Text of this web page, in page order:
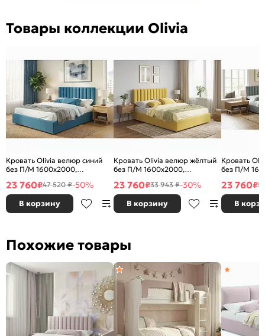
Товары коллекции Olivia
Кровать Olivia велюр синий
без П/М 1600x2000,
изголовье мягкое
23 760₽47 520 ₽-50%
В корзину
Кровать Olivia велюр жёлтый
без П/М 1600x2000,
изголовье мягкое
23 760₽33 943 ₽-30%
В корзину
Кровать
без П/М
изголовье
23 760₽
В
Похожие товары